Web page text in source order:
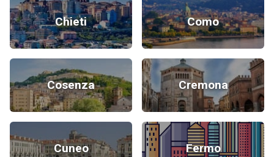
Chieti Como
Cosenza Cremona
Cuneo Fermo